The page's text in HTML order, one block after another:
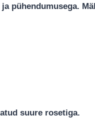
pühendumusega.
suure rosetiga.